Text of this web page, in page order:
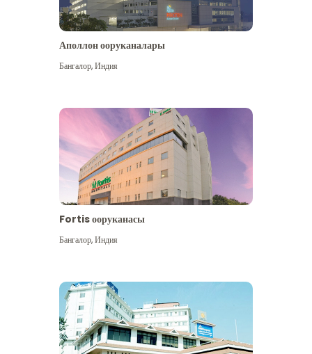
Аполлон ооруканалары
Бангалор,Индия
Fortis ооруканасы
Бангалор,Индия